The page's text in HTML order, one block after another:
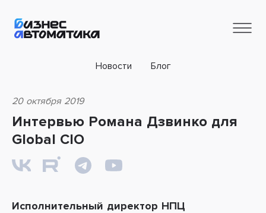
Новости Блог
20 октября 2019
Интервью Романа Дзвинко для
Global CIO
Исполнительный директор НПЦ